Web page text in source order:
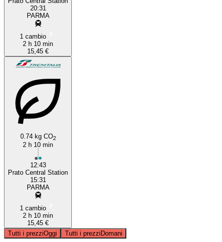
20:31
PARMA
1 cambio
2 h 10 min
15,45 €
0.74 kg CO2
2 h 10 min
12:43
Prato Central Station
15:31
PARMA
1 cambio
2 h 10 min
15,45 €
Tutti i prezziOggi Tutti i prezziDomani